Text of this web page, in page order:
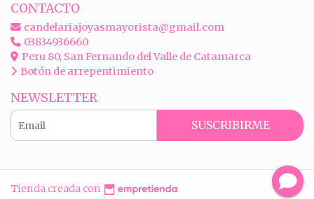
CONTACTO
candelariajoyasmayorista@gmail.com
03834936660
Peru 80, San Fernando del Valle de Catamarca
Botón de arrepentimiento
NEWSLETTER
SUSCRIBIRME
Tienda creada con